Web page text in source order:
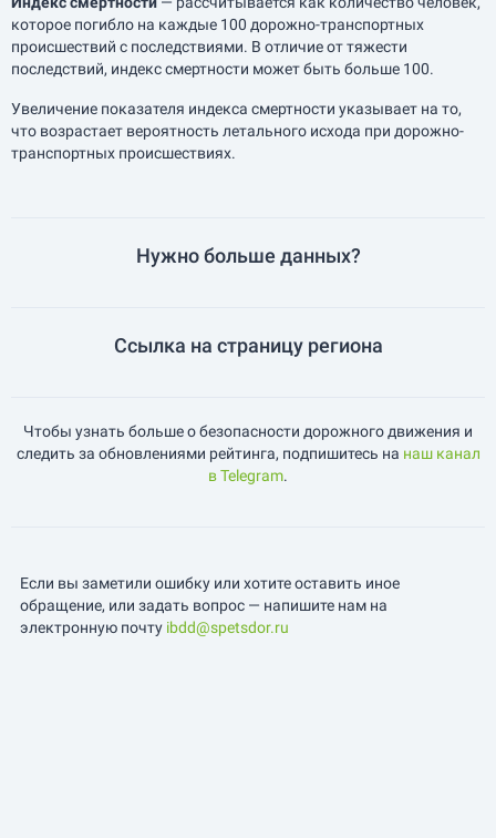
которое погибло на каждые 100 дорожно-транспортных
происшествий с последствиями. В отличие от тяжести
последствий, индекс смертности может быть больше 100.
Увеличение показателя индекса смертности указывает на то,
что возрастает вероятность летального исхода при дорожно-
транспортных происшествиях.
Нужно больше данных?
Ссылка на страницу региона
Чтобы узнать больше о безопасности дорожного движения и
следить за обновлениями рейтинга, подпишитесь на наш канал
в Telegram.
Если вы заметили ошибку или хотите оставить иное
обращение, или задать вопрос — напишите нам на
электронную почту ibdd@spetsdor.ru